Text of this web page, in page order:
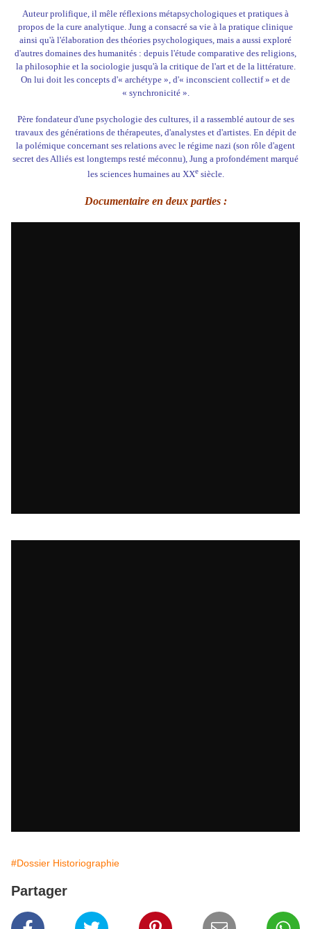
Auteur prolifique, il mêle réflexions métapsychologiques et pratiques à
propos de la cure analytique. Jung a consacré sa vie à la pratique clinique
ainsi qu'à l'élaboration des théories psychologiques, mais a aussi exploré
d'autres domaines des humanités : depuis l'étude comparative des religions,
la philosophie et la sociologie jusqu'à la critique de l'art et de la littérature.
On lui doit les concepts d'« archétype », d'« inconscient collectif » et de
« synchronicité ».
Père fondateur d'une psychologie des cultures, il a rassemblé autour de ses
travaux des générations de thérapeutes, d'analystes et d'artistes. En dépit de
la polémique concernant ses relations avec le régime nazi (son rôle d'agent
secret des Alliés est longtemps resté méconnu), Jung a profondément marqué
les sciences humaines au XXesiècle.
Documentaire en deux parties :
#Dossier Historiographie
Partager